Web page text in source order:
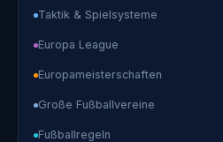
Taktik & Spielsysteme
Europa League
Europameisterschaften
Große Fußballvereine
Fußballregeln